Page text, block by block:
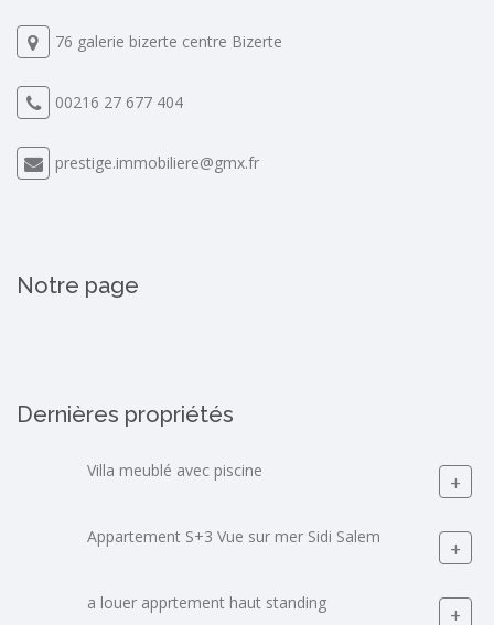
76 galerie bizerte centre Bizerte
00216 27 677 404
prestige.immobiliere@gmx.fr
Notre page
Dernières propriétés
Villa meublé avec piscine +
Appartement S+3 Vue sur mer Sidi Salem +
a louer apprtement haut standing +